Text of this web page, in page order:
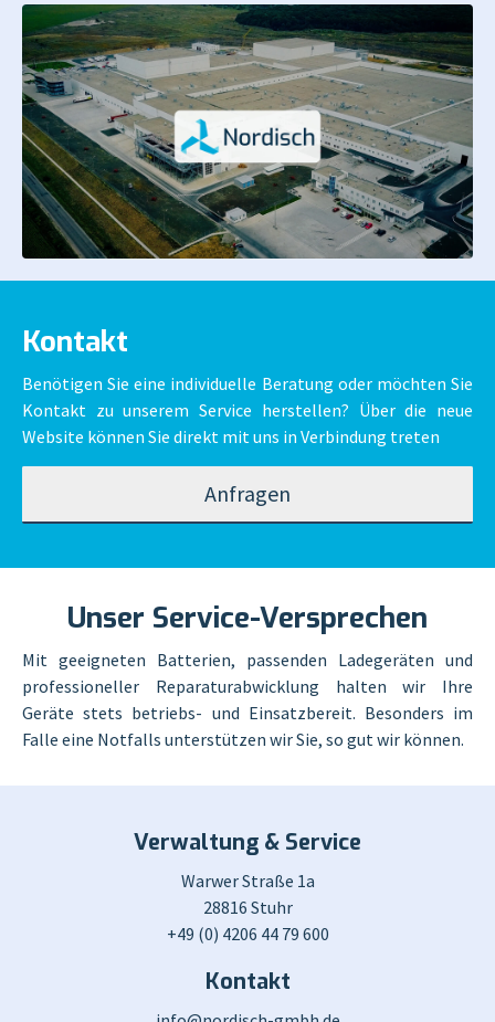
Kontakt
Benötigen Sie eine individuelle Beratung oder möchten Sie
Kontakt zu unserem Service herstellen? Über die neue
Website können Sie direkt mit uns in Verbindung treten
Anfragen
Unser Service-Versprechen
Mit geeigneten Batterien, passenden Ladegeräten und
professioneller Reparaturabwicklung halten wir Ihre
Geräte stets betriebs- und Einsatzbereit. Besonders im
Falle eine Notfalls unterstützen wir Sie, so gut wir können.
Verwaltung & Service
Warwer Straße 1a
28816 Stuhr
+49 (0) 4206 44 79 600
Kontakt